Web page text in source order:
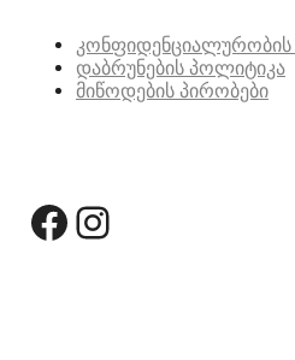
დაბრუნების პოლიტიკა
მიწოდების პირობები
Facebook
Instagram